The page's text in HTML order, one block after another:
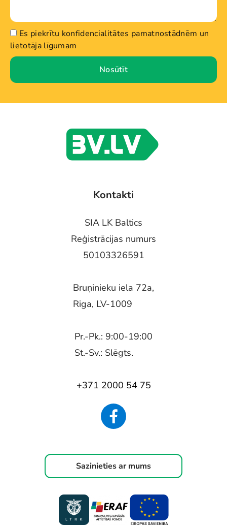
Es piekrītu konfidencialitātes pamatnostādnēm un
lietotāja līgumam
Nosūtīt
Kontakti
SIA LK Baltics
Reģistrācijas numurs
50103326591
Bruņinieku iela 72a,
Riga, LV-1009
Pr.-Pk.: 9:00-19:00
St.-Sv.: Slēgts.
+371 2000 54 75
Sazinieties ar mums